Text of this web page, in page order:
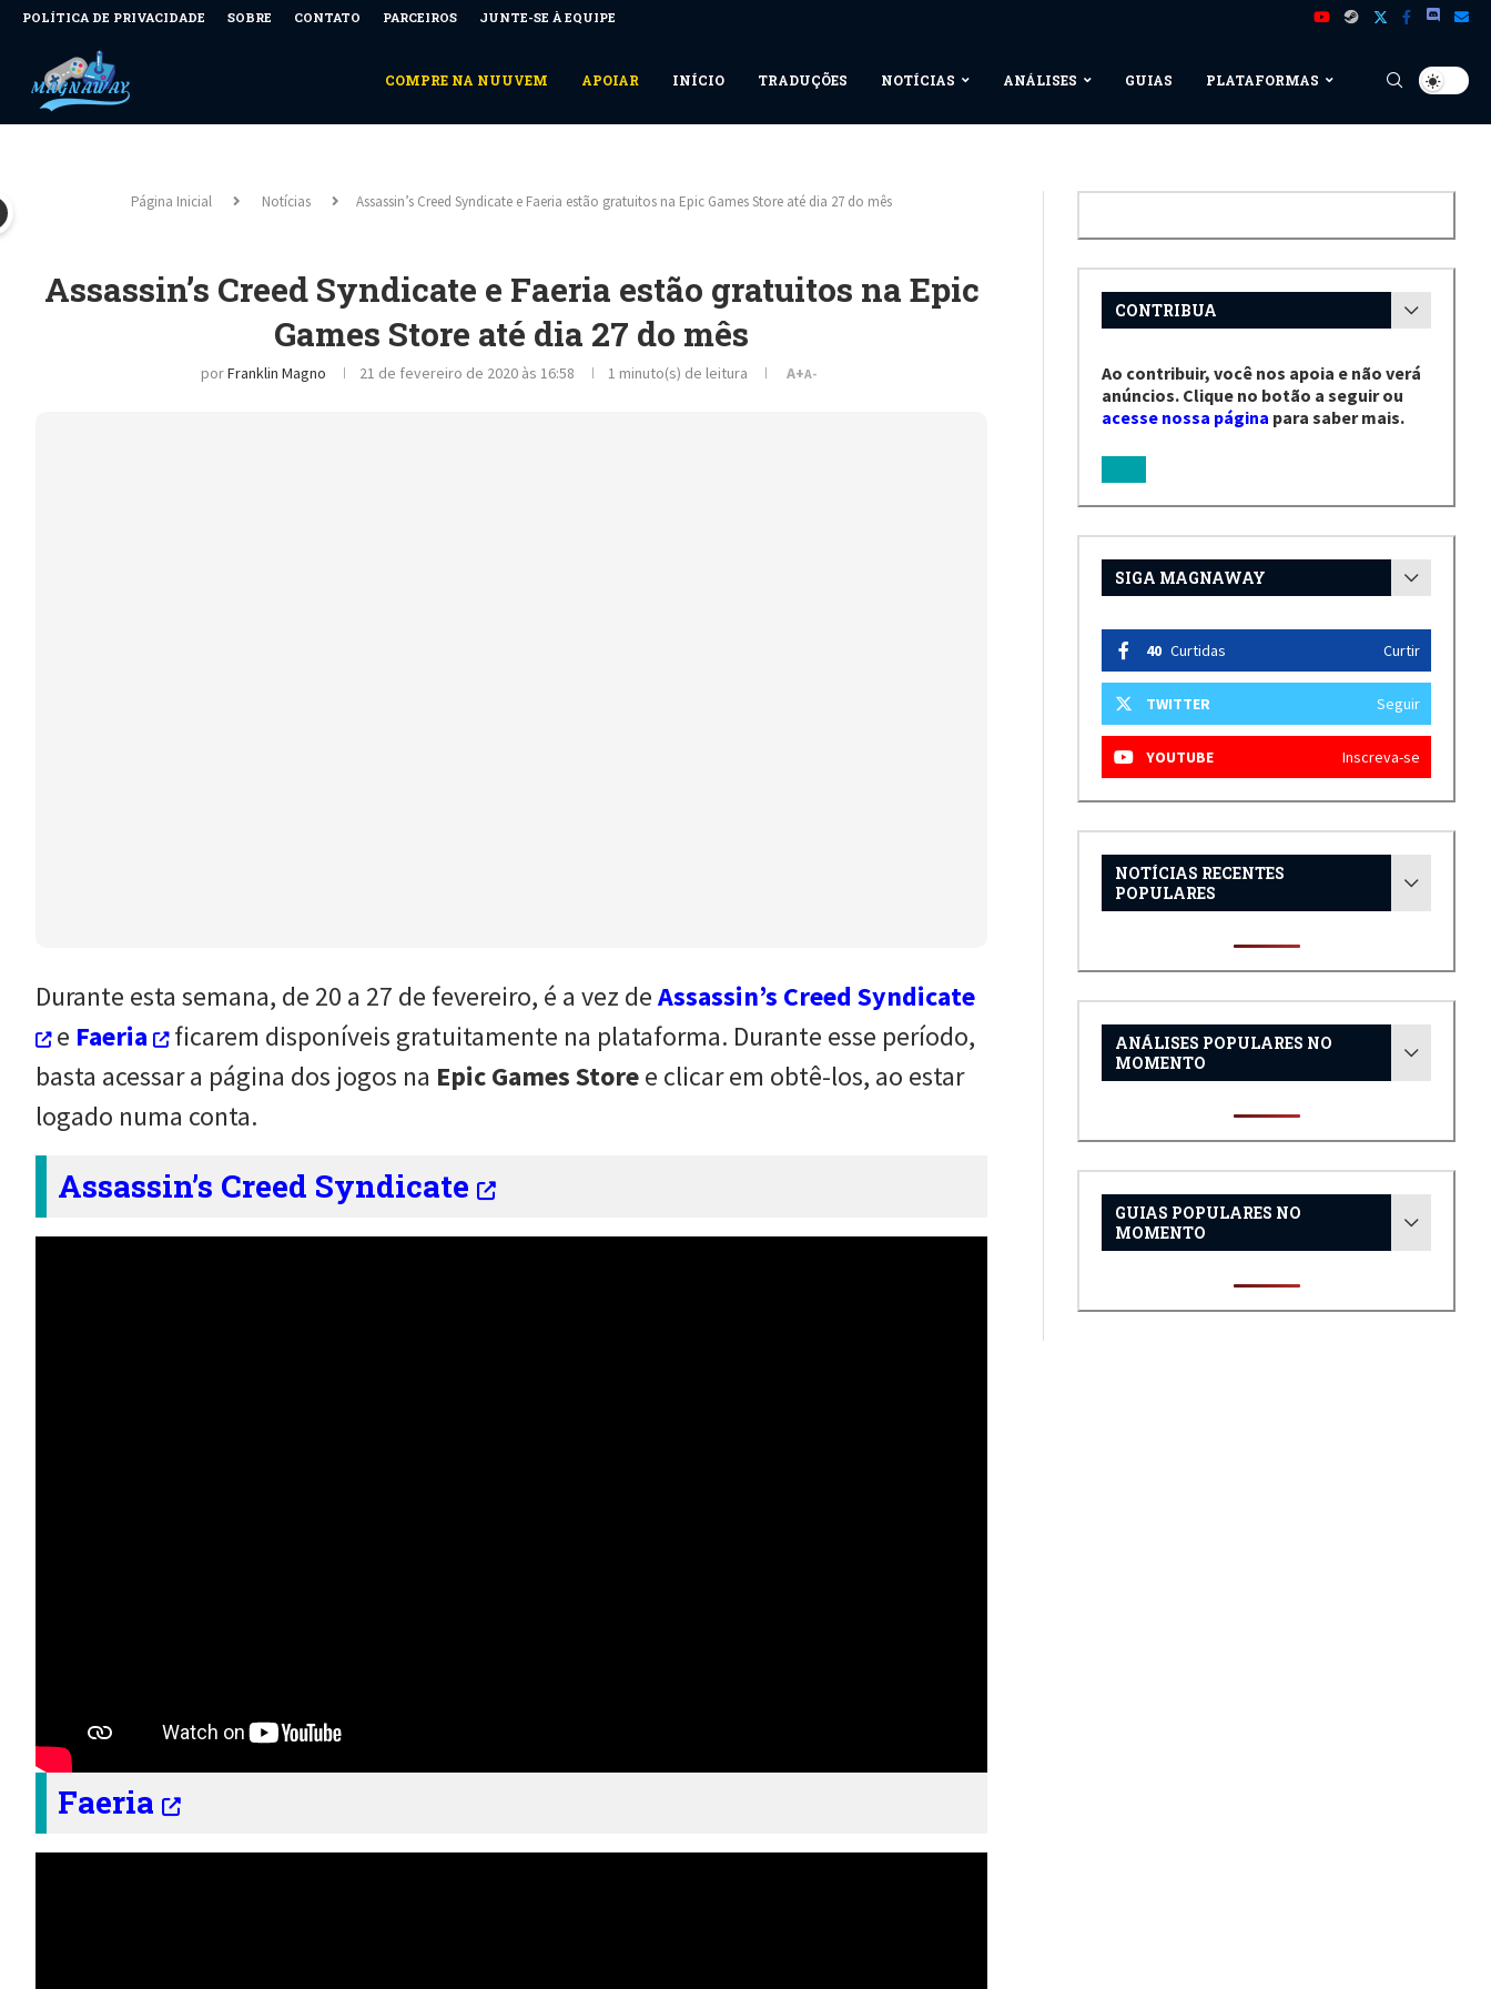
POLÍTICA DE PRIVACIDADE SOBRE CONTATO PARCEIROS JUNTE-SE À EQUIPE
COMPRE NA NUUVEM APOIAR INÍCIO TRADUÇÕES NOTÍCIAS ANÁLISES GUIAS PLATAFORMAS
Página Inicial Notícias Assassin’s Creed Syndicate e Faeria estão gratuitos na Epic Games Store até dia 27 do mês
Assassin’s Creed Syndicate e Faeria estão gratuitos na Epic
Games Store até dia 27 do mês
porFranklin Magno 21 de fevereiro de 2020 às 16:58 1 minuto(s) de leitura A+A-
Durante esta semana, de 20 a 27 de fevereiro, é a vez deAssassin’s Creed Syndicate
e Faeria
ficarem disponíveis gratuitamente na plataforma. Durante esse período,
basta acessar a página dos jogos na Epic Games Storee clicar em obtê-los, ao estar
logado numa conta.
Assassin’s Creed Syndicate
Faeria
CONTRIBUA
Ao contribuir, você nos apoia e não verá
anúncios. Clique no botão a seguir ou
acesse nossa página para saber mais.
SIGA MAGNAWAY
40 Curtidas Curtir
TWITTER Seguir
YOUTUBE Inscreva-se
NOTÍCIAS RECENTES
POPULARES
ANÁLISES POPULARES NO
MOMENTO
GUIAS POPULARES NO
MOMENTO